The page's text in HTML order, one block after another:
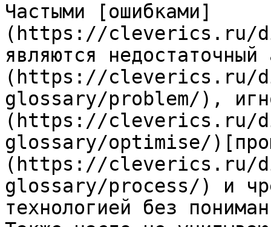
Частыми [ошибками]
(https://cleverics.ru/
являются
(https://cleverics.ru/
glossary/problem/),
(https://cleverics.ru/
glossary/optimise/
(https://cleverics.ru/
glossary/process/) и
технологией без